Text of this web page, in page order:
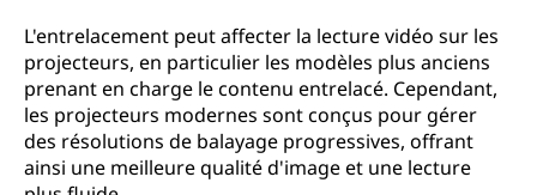
L'entrelacement peut affecter la lecture vidéo sur les
projecteurs, en particulier les modèles plus anciens
prenant en charge le contenu entrelacé. Cependant,
les projecteurs modernes sont conçus pour gérer
des résolutions de balayage progressives, offrant
ainsi une meilleure qualité d'image et une lecture